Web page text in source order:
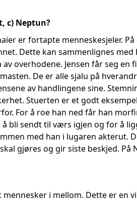
c) Neptun?
er fortapte menneskesjeler.
Dette kan sammenlignes
overhodene. Jensen får seg
De er alle sjalu på
av handlingene sine.
Stuerten er et godt
For å roe han ned får han
bli sendt til værs igjen og for å
med han i lugaren akterut.
gjøres og gir siste beskjed.
i mellom. Dette er en